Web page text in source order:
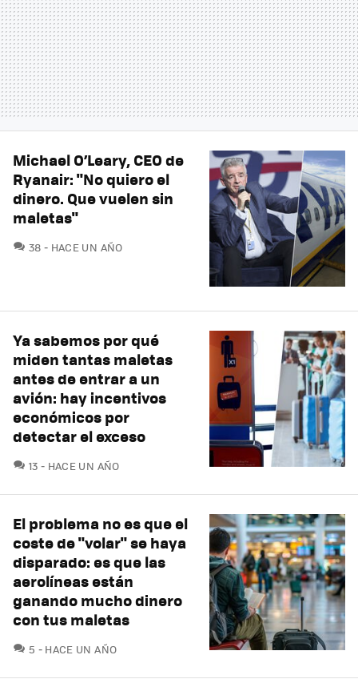
Michael O’Leary, CEO de
Ryanair: "No quiero el
dinero. Que vuelen sin
maletas"
38 COMENTARIOS
HACE UN AÑO
Ya sabemos por qué
miden tantas maletas
antes de entrar a un
avión: hay incentivos
económicos por
detectar el exceso
13 COMENTARIOS
HACE UN AÑO
El problema no es que el
coste de "volar" se haya
disparado: es que las
aerolíneas están
ganando mucho dinero
con tus maletas
5 COMENTARIOS
HACE UN AÑO